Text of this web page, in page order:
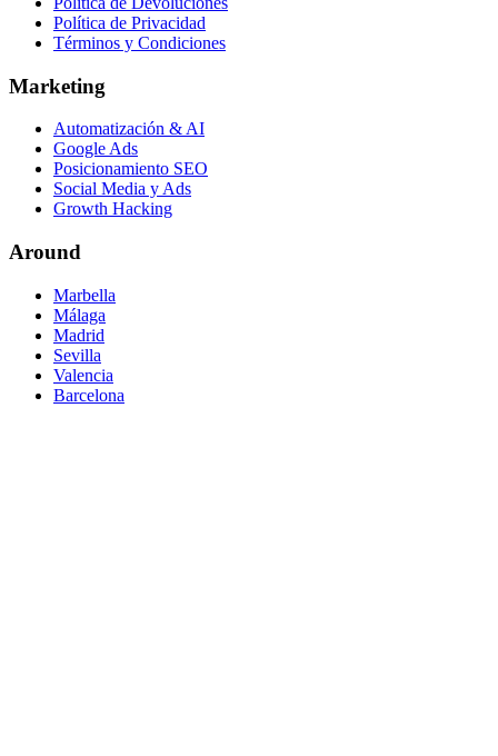
Política de Privacidad
Términos y Condiciones
Marketing
Automatización & AI
Google Ads
Posicionamiento SEO
Social Media y Ads
Growth Hacking
Around
Marbella
Málaga
Madrid
Sevilla
Valencia
Barcelona